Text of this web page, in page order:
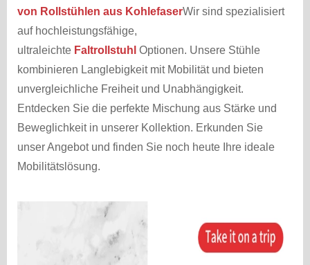
von Rollstühlen aus KohlefaserWir sind spezialisiert
auf hochleistungsfähige,
ultraleichte Faltrollstuhl Optionen. Unsere Stühle
kombinieren Langlebigkeit mit Mobilität und bieten
unvergleichliche Freiheit und Unabhängigkeit.
Entdecken Sie die perfekte Mischung aus Stärke und
Beweglichkeit in unserer Kollektion. Erkunden Sie
unser Angebot und finden Sie noch heute Ihre ideale
Mobilitätslösung.